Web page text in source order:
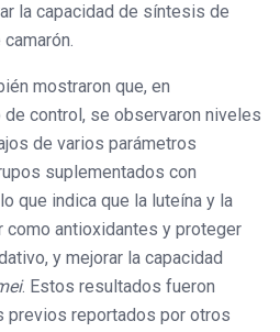
la capacidad de síntesis de
mostraron que, en
control, se observaron niveles
de varios parámetros
suplementados con
que indica que la luteína y la
como antioxidantes y proteger
y mejorar la capacidad
. Estos resultados fueron
previos reportados por otros